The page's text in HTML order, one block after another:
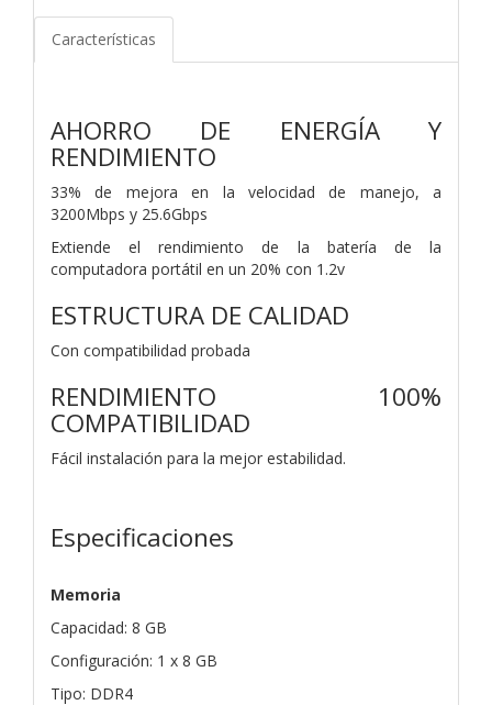
Características
AHORRO DE ENERGÍA Y
RENDIMIENTO
33% de mejora en la velocidad de manejo, a
3200Mbps y 25.6Gbps
Extiende el rendimiento de la batería de la
computadora portátil en un 20% con 1.2v
ESTRUCTURA DE CALIDAD
Con compatibilidad probada
RENDIMIENTO 100%
COMPATIBILIDAD
Fácil instalación para la mejor estabilidad.
Especificaciones
Memoria
Capacidad: 8 GB
Configuración: 1 x 8 GB
Tipo: DDR4